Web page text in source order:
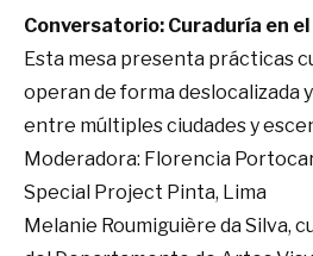
Conversatorio: Curaduría en
Esta mesa presenta prácticas
operan de forma deslocalizada
entre múltiples ciudades y
Moderadora: Florencia
Special Project Pinta, Lima
Melanie Roumiguière da Silva,